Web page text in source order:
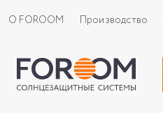
О FOROOM Производство